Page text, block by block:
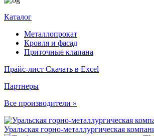
Каталог
Металлопрокат
Кровля и фасад
Приточные клапана
Прайс-лист Скачать в Excel
Партнеры
Все производители »
Уральская горно-металлургическая